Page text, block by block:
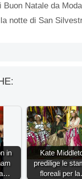
Buon Natale da
notte di San
in
Kate
predilige le
floreali per